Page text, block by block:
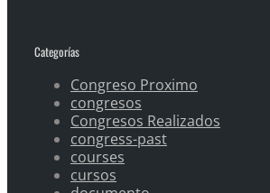
Categorías
Congreso Proximo
congresos
Congresos Realizados
congress-past
courses
cursos